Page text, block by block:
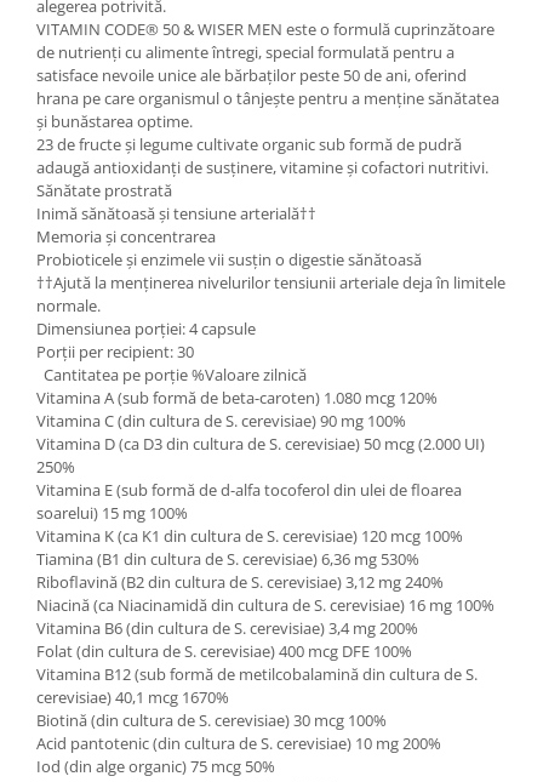
alegerea potrivită.
VITAMIN CODE® 50 & WISER MEN este o formulă cuprinzătoare
de nutrienți cu alimente întregi, special formulată pentru a
satisface nevoile unice ale bărbaților peste 50 de ani, oferind
hrana pe care organismul o tânjește pentru a menține sănătatea
și bunăstarea optime.
23 de fructe și legume cultivate organic sub formă de pudră
adaugă antioxidanți de susținere, vitamine și cofactori nutritivi.
Sănătate prostrată
Inimă sănătoasă și tensiune arterială††
Memoria și concentrarea
Probioticele și enzimele vii susțin o digestie sănătoasă
††Ajută la menținerea nivelurilor tensiunii arteriale deja în limitele
normale.
Dimensiunea porției: 4 capsule
Porții per recipient: 30
Cantitatea pe porție %Valoare zilnică
Vitamina A (sub formă de beta-caroten) 1.080 mcg 120%
Vitamina C (din cultura de S. cerevisiae) 90 mg 100%
Vitamina D (ca D3 din cultura de S. cerevisiae) 50 mcg (2.000 UI)
250%
Vitamina E (sub formă de d-alfa tocoferol din ulei de floarea
soarelui) 15 mg 100%
Vitamina K (ca K1 din cultura de S. cerevisiae) 120 mcg 100%
Tiamina (B1 din cultura de S. cerevisiae) 6,36 mg 530%
Riboflavină (B2 din cultura de S. cerevisiae) 3,12 mg 240%
Niacină (ca Niacinamidă din cultura de S. cerevisiae) 16 mg 100%
Vitamina B6 (din cultura de S. cerevisiae) 3,4 mg 200%
Folat (din cultura de S. cerevisiae) 400 mcg DFE 100%
Vitamina B12 (sub formă de metilcobalamină din cultura de S.
cerevisiae) 40,1 mcg 1670%
Biotină (din cultura de S. cerevisiae) 30 mcg 100%
Acid pantotenic (din cultura de S. cerevisiae) 10 mg 200%
Iod (din alge organic) 75 mcg 50%